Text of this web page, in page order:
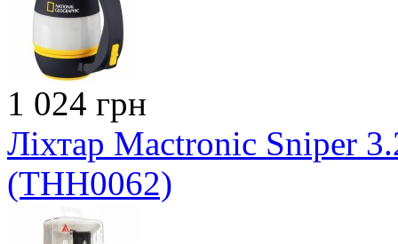
1 024 грн
Ліхтар Mactronic Sniper
(THH0062)